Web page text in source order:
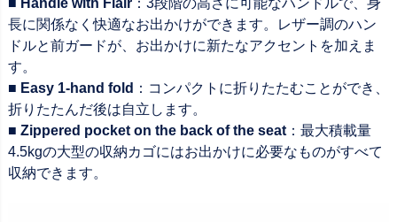
長に関係なく快適なお出かけができます。レザー調のハン
ドルと前ガードが、お出かけに新たなアクセントを加えま
す。
■ Easy 1-hand fold ：コンパクトに折りたたむことができ、
折りたたんだ後は自立します。
■ Zippered pocket on the back of the seat：最大積載量
4.5kgの大型の収納カゴにはお出かけに必要なものがすべて
収納できます。